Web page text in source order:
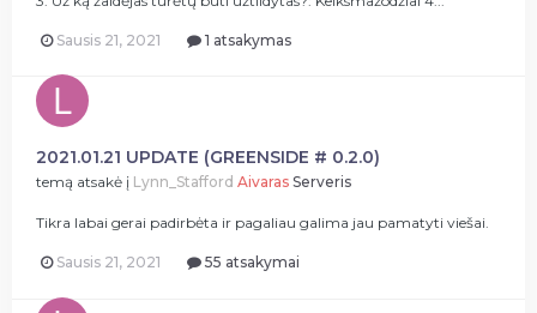
Sausis 21, 2021 1 atsakymas
2021.01.21 UPDATE (GREENSIDE # 0.2.0)
temą atsakė į Lynn_Stafford Aivaras Serveris
Tikra labai gerai padirbėta ir pagaliau galima jau pamatyti viešai.
Sausis 21, 2021 55 atsakymai